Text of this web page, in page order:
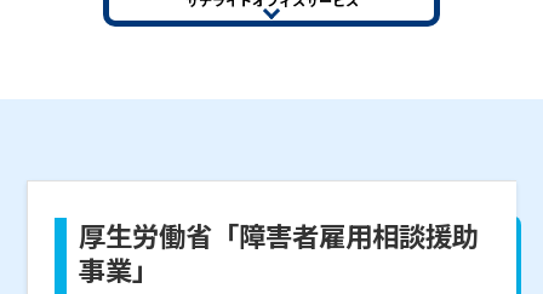
厚生労働省「障害者雇用相談援助
事業」